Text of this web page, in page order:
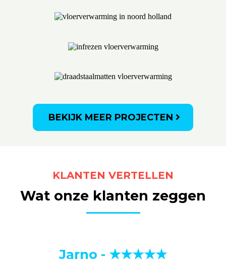
BEKIJK MEER PROJECTEN
KLANTEN VERTELLEN
Wat onze klanten zeggen
Jarno - ★★★★★